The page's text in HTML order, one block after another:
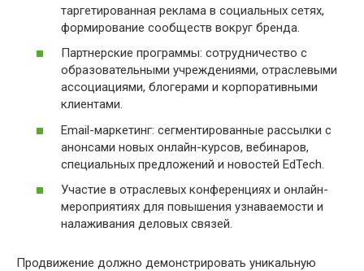
таргетированная реклама в социальных сетях,
формирование сообществ вокруг бренда.
Партнерские программы: сотрудничество с
образовательными учреждениями, отраслевыми
ассоциациями, блогерами и корпоративными
клиентами.
Email-маркетинг: сегментированные рассылки с
анонсами новых онлайн-курсов, вебинаров,
специальных предложений и новостей EdTech.
Участие в отраслевых конференциях и онлайн-
мероприятиях для повышения узнаваемости и
налаживания деловых связей.
Продвижение должно демонстрировать уникальную